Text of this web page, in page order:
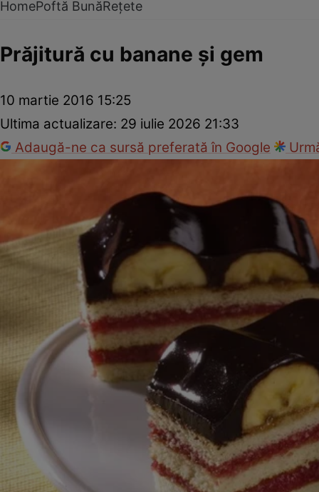
HomePoftă BunăRețete
Prăjitură cu banane şi gem
10 martie 2016 15:25
Ultima actualizare: 29 iulie 2026 21:33
Adaugă-ne ca sursă preferată în Google